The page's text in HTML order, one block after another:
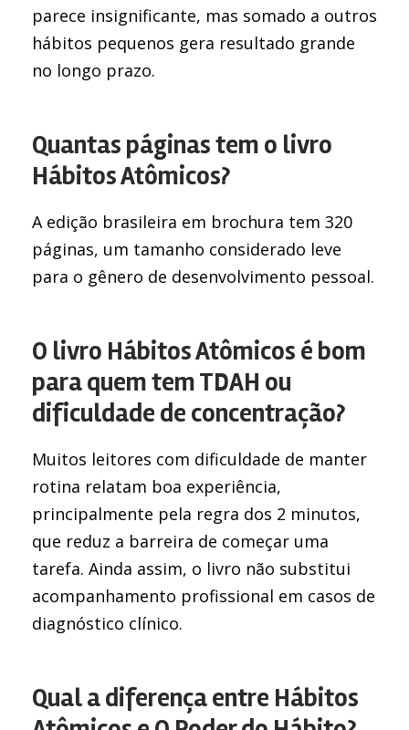
parece insignificante, mas somado a outros
hábitos pequenos gera resultado grande
no longo prazo.
Quantas páginas tem o livro
Hábitos Atômicos?
A edição brasileira em brochura tem 320
páginas, um tamanho considerado leve
para o gênero de desenvolvimento pessoal.
O livro Hábitos Atômicos é bom
para quem tem TDAH ou
dificuldade de concentração?
Muitos leitores com dificuldade de manter
rotina relatam boa experiência,
principalmente pela regra dos 2 minutos,
que reduz a barreira de começar uma
tarefa. Ainda assim, o livro não substitui
acompanhamento profissional em casos de
diagnóstico clínico.
Qual a diferença entre Hábitos